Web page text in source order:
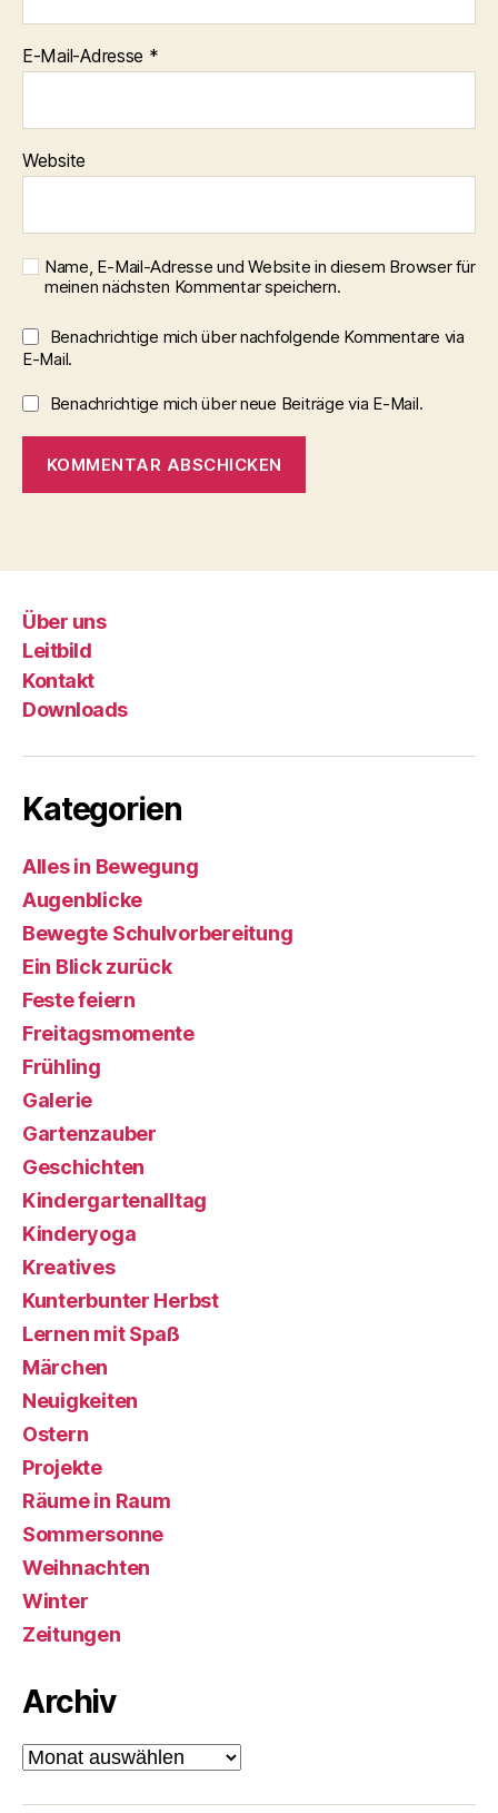
E-Mail-Adresse *
Website
Name, E-Mail-Adresse und Website in diesem Browser für
meinen nächsten Kommentar speichern.
Benachrichtige mich über nachfolgende Kommentare via
E-Mail.
Benachrichtige mich über neue Beiträge via E-Mail.
Über uns
Leitbild
Kontakt
Downloads
Kategorien
Alles in Bewegung
Augenblicke
Bewegte Schulvorbereitung
Ein Blick zurück
Feste feiern
Freitagsmomente
Frühling
Galerie
Gartenzauber
Geschichten
Kindergartenalltag
Kinderyoga
Kreatives
Kunterbunter Herbst
Lernen mit Spaß
Märchen
Neuigkeiten
Ostern
Projekte
Räume in Raum
Sommersonne
Weihnachten
Winter
Zeitungen
Archiv
Archiv